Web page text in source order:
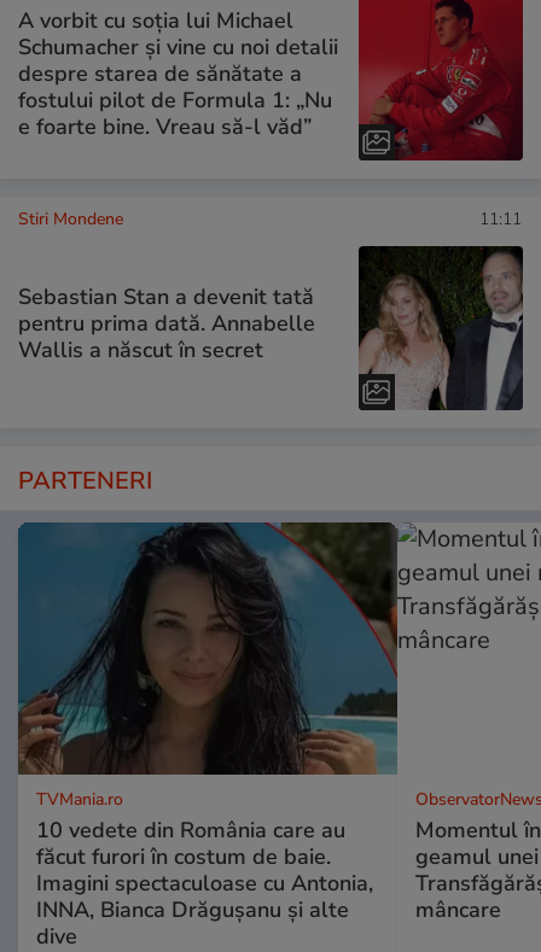
A vorbit cu soția lui Michael
Schumacher și vine cu noi detalii
despre starea de sănătate a
fostului pilot de Formula 1: „Nu
e foarte bine. Vreau să-l văd”
Stiri Mondene 11:11
Sebastian Stan a devenit tată
pentru prima dată. Annabelle
Wallis a născut în secret
PARTENERI
TVMania.ro
10 vedete din România care au
făcut furori în costum de baie.
Imagini spectaculoase cu Antonia,
INNA, Bianca Drăgușanu și alte
dive
Momentul
geamul
mâncare